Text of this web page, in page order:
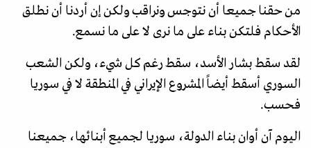
من حقنا جميعا أن نتوجس ونراقب ولكن إن أردنا أن نطلق
الأحكام فلتكن بناء على ما نرى لا على ما نسمع.
لقد سقط بشار الأسد، سقط رغم كل شيء، ولكن الشعب
السوري أسقط أيضاً المشروع الإيراني في المنطقة لا في سوريا
فحسب.
اليوم آن أوان بناء الدولة، سوريا لجميع أبنائها، جميعنا